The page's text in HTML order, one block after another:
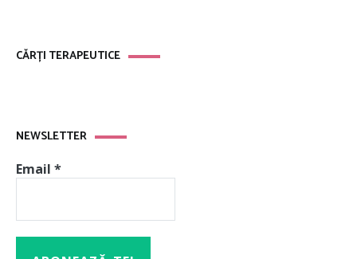
CĂRȚI TERAPEUTICE
NEWSLETTER
Email *